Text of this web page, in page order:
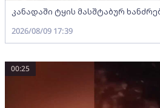
კანადაში ტყის მასშტაბურ
2026/08/09 17:39
00:25